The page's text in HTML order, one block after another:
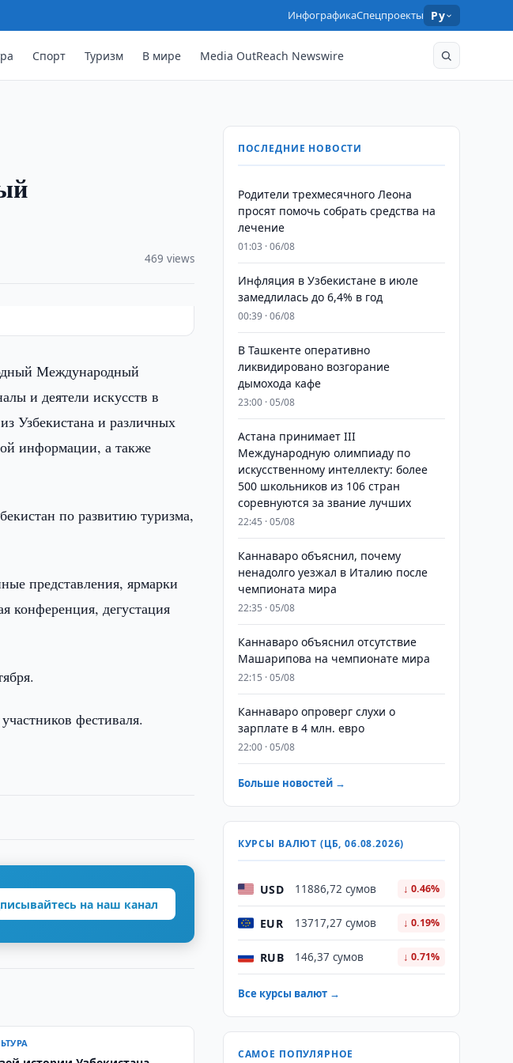
ИнфографикаСпецпроекты Ру
Спорт Туризм В мире Media OutReach Newswire
469 views
Международный
и деятели искусств в
Узбекистана и различных
информации, а также
по развитию туризма,
представления, ярмарки
конференция, дегустация
фестиваля.
на наш канал
ПОСЛЕДНИЕ НОВОСТИ
Родители трехмесячного Леона
просят помочь собрать средства на
лечение
01:03 · 06/08
Инфляция в Узбекистане в июле
замедлилась до 6,4% в год
00:39 · 06/08
В Ташкенте оперативно
ликвидировано возгорание
дымохода кафе
23:00 · 05/08
Астана принимает III
Международную олимпиаду по
искусственному интеллекту: более
500 школьников из 106 стран
соревнуются за звание лучших
22:45 · 05/08
Каннаваро объяснил, почему
ненадолго уезжал в Италию после
чемпионата мира
22:35 · 05/08
Каннаваро объяснил отсутствие
Машарипова на чемпионате мира
22:15 · 05/08
Каннаваро опроверг слухи о
зарплате в 4 млн. евро
22:00 · 05/08
Больше новостей →
КУРСЫ ВАЛЮТ (ЦБ, 06.08.2026)
USD 11886,72 сумов ↓ 0.46%
EUR 13717,27 сумов ↓ 0.19%
RUB 146,37 сумов ↓ 0.71%
Все курсы валют →
САМОЕ ПОПУЛЯРНОЕ